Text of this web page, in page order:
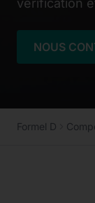
vérification
NOUS
Formel D